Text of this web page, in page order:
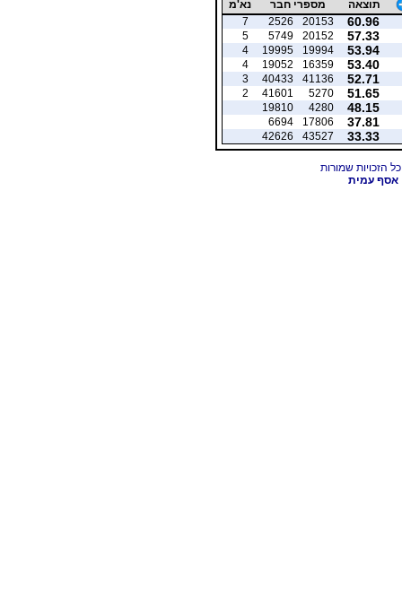
תוצאה מספרי חבר נא'מ
60.96
20153
2526
7
57.33
20152
5749
5
53.94
19994
19995
4
53.40
16359
19052
4
52.71
41136
40433
3
51.65
5270
41601
2
48.15
4280
19810
37.81
17806
6694
33.33
43527
42626
אסף עמית